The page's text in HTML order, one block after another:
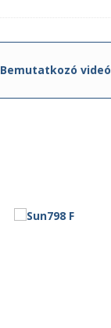
Bemutatkozó videó